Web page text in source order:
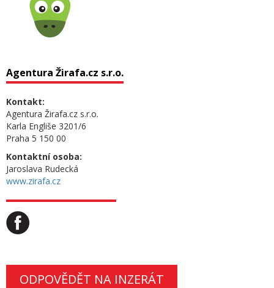
Agentura Žirafa.cz s.r.o.
Kontakt:
Agentura Žirafa.cz s.r.o.
Karla Engliše 3201/6
Praha 5 150 00
Kontaktní osoba:
Jaroslava Rudecká
www.zirafa.cz
ODPOVĚDĚT NA INZERÁT